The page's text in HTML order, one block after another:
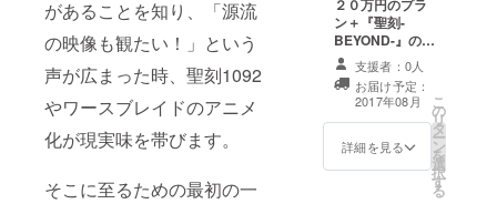
があることを知り、「源流
の映像も観たい！」という
声が広まった時、聖刻1092
やワースブレイドのアニメ
化が現実味を帯びます。
そこに至るための最初の一
（メカデザイ
ン）クリエイ
ターズ直筆サイ
ン入り原画（複
製） ・クリエイ
ターズ直筆サイ
ン入りPV原画
PVへのクレジッ
ト明記 ・第1巻
２０万円のプラ
ン＋『聖刻-
BEYOND-』のロ
ゴを一緒に選べ
て、操兵も一体
命名できるプラ
ン ・御礼メール
・本編映像
（MP4 or AVI予
支援者：0人
お届け予定：
2017年08月
詳細を見る
こ
の
リ
タ
ー
ン
を
選
択
す
る